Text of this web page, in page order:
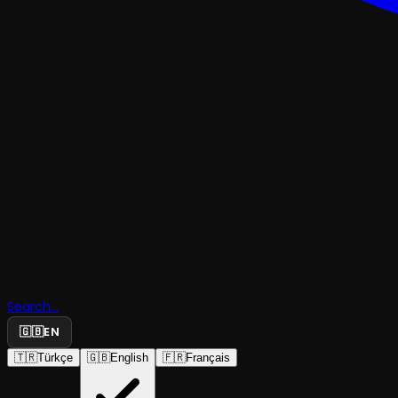
Search...
🇬🇧EN
🇹🇷Türkçe 🇬🇧English 🇫🇷Français
Şerbetli